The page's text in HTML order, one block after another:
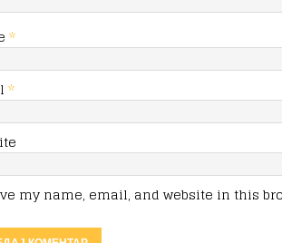
*
*
my name, email, and website in this